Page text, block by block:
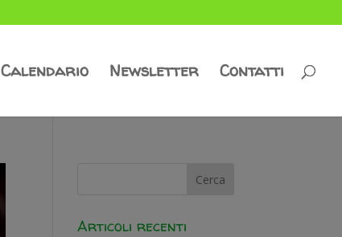
Calendario Newsletter Contatti
Articoli recenti